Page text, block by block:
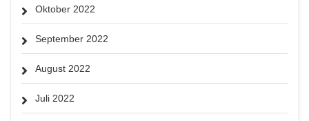
Oktober 2022
September 2022
August 2022
Juli 2022